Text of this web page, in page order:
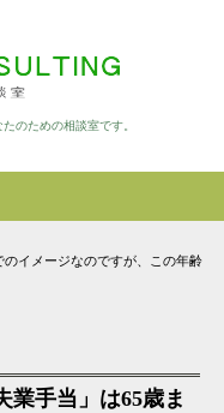
のための相談室です。
イメージなのですが、この年齢
業手当」は65歳ま